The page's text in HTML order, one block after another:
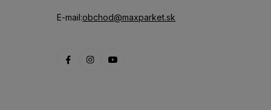
E-mail:obchod@maxparket.sk